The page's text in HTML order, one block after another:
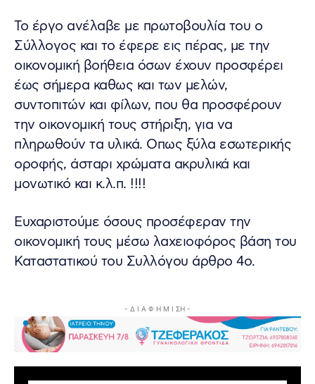
Το έργο ανέλαβε με πρωτοβουλία του ο
Σύλλογος και το έφερε εις πέρας, με την
οικονομική βοήθεια όσων έχουν προσφέρει
έως σήμερα καθως και των μελών,
συντοπιτών και φίλων, που θα προσφέρουν
την οικονομική τους στήριξη, για να
πληρωθούν τα υλικά. Οπως ξύλα εσωτερικής
οροφής, άσταρι χρώματα ακρυλικά και
μονωτικό και κ.λ.π. !!!!
Ευχαριστούμε όσους προσέφεραν την
οικονομική τους μέσω λαχειοφόρος βάση του
Καταστατικού του Συλλόγου άρθρο 4ο.
- Δ Ι Α Φ Η Μ Ι ΣΗ -